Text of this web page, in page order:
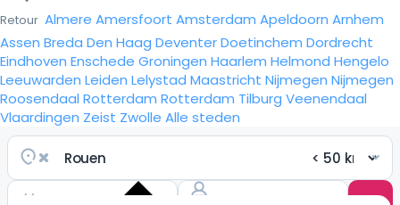
Retour Almere Amersfoort Amsterdam Apeldoorn Arnhem
Assen Breda Den Haag DeventerDoetinchem Dordrecht
Eindhoven Enschede Groningen Haarlem Helmond Hengelo
Leeuwarden Leiden Lelystad Maastricht Nijmegen Nijmegen
Roosendaal Rotterdam Rotterdam Tilburg Veenendaal
Vlaardingen Zeist Zwolle Alle steden